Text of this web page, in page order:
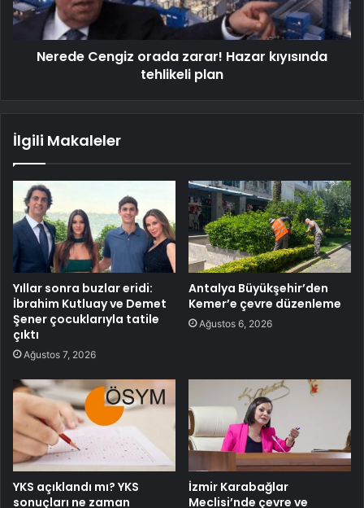
Nerede Cengiz orada zarar! Hazar kıyısında
tehlikeli plan
İlgili Makaleler
Yıllar sonra buzlar eridi:
İbrahim Kutluay ve Demet
Şener çocuklarıyla tatile
çıktı
Ağustos 7, 2026
Antalya Büyükşehir’den
Kemer’e çevre düzenleme
Ağustos 6, 2026
YKS açıklandı mı? YKS
sonuçları ne zaman
İzmir Karabağlar
Meclisi’nde çevre ve